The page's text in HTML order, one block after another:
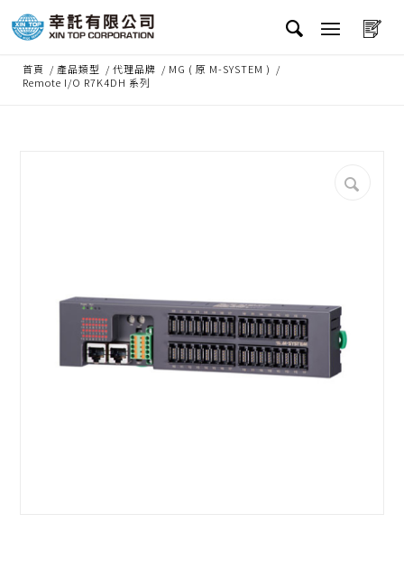
首頁 / 產品類型 / 代理品牌 / MG ( 原 M-SYSTEM ) /
Remote I/O R7K4DH 系列